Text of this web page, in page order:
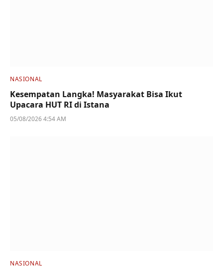
NASIONAL
Kesempatan Langka! Masyarakat Bisa Ikut
Upacara HUT RI di Istana
05/08/2026 4:54 AM
NASIONAL